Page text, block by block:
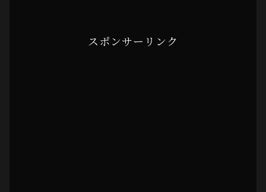
スポンサーリンク